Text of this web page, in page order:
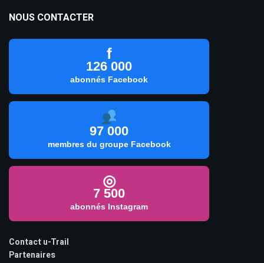
NOUS CONTACTER
f
126 000
abonnés Facebook
97 000
membres du groupe Facebook
◎
7 500
abonnés Instagram
Contact u-Trail
Partenaires